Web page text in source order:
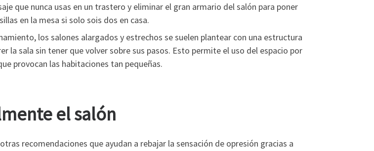
que nunca usas en un trastero y eliminar el gran armario del salón para poner
en la mesa si solo sois dos en casa.
los salones alargados y estrechos se suelen plantear con una estructura
la sala sin tener que volver sobre sus pasos. Esto permite el uso del espacio por
provocan las habitaciones tan pequeñas.
el salón
recomendaciones que ayudan a rebajar la sensación de opresión gracias a